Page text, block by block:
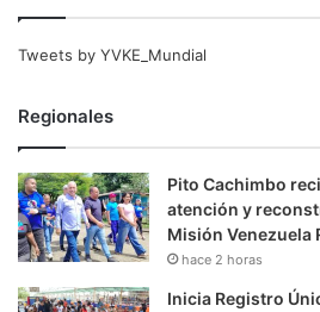
Tweets by YVKE_Mundial
Regionales
Pito Cachimbo
atención y
Misión Venezuela
hace 2 horas
Inicia Registro